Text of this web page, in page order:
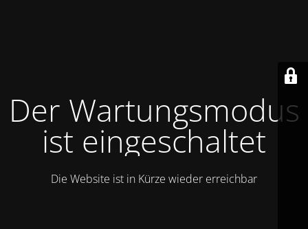
Der Wartungsmodus
ist eingeschaltet
Die Website ist in Kürze wieder erreichbar